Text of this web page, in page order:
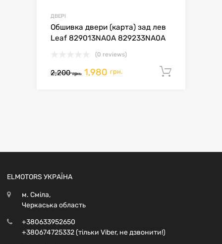
ДВЕРІ
Обшивка двери (карта) зад лев
Leaf 829013NA0A 829233NA0A
(0 reviews)
2,200грн. 1,980 грн.
ELMOTORS УКРАЇНА
м. Сміла,
Черкаська область
+380633952650
+380674725332 (тільки Viber, не дзвонити!)